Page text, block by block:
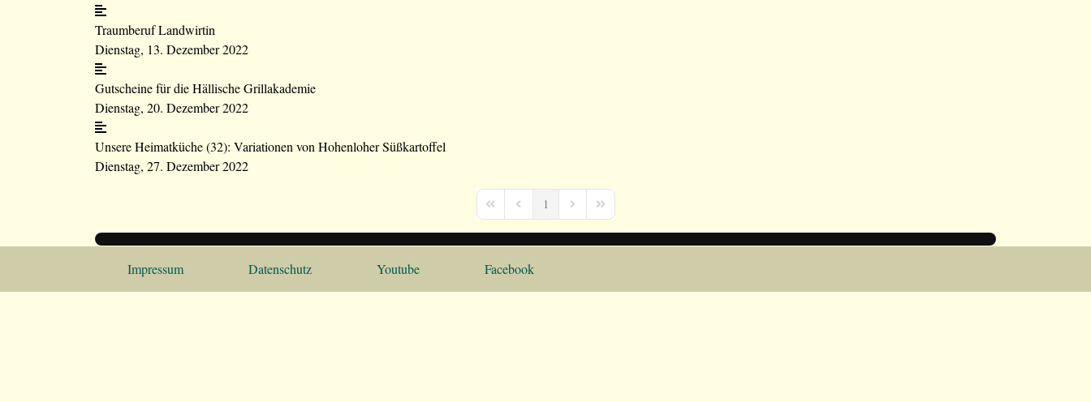
Traumberuf Landwirtin
Dienstag, 13. Dezember 2022
Gutscheine für die Hällische Grillakademie
Dienstag, 20. Dezember 2022
Unsere Heimatküche (32): Variationen von Hohenloher Süßkartoffel
Dienstag, 27. Dezember 2022
First PagePrevious Page
1 Next PageLast Page
Impressum Datenschutz Youtube Facebook